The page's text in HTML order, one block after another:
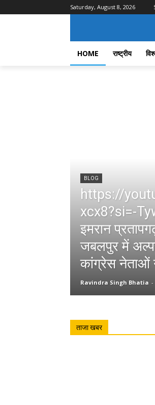
Saturday, August 8, 2026
HOME राष्ट्रीय
BLOG
https://
xcx8?si=-
इमरान
जबलपुर में
कांग्रेस नेताओं
Ravindra Singh Bhatia -
ताजा खबर